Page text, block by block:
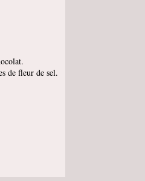
de fleur de sel.